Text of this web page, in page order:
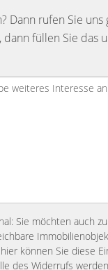
Dann rufen Sie
füllen Sie
Sie möchten auch
können Sie diese
des Widerrufs